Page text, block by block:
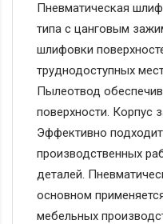
Пневматическая
типа с цанговым
шлифовки
труднодоступных
Пылеотвод
поверхности. Корпус
Эффективно
производственных
деталей.
основном
мебельных